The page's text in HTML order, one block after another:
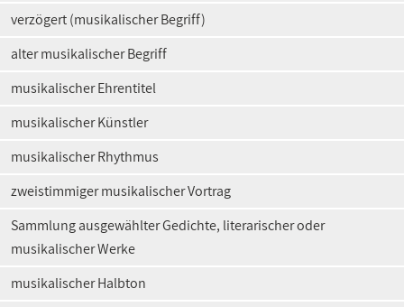
verzögert (musikalischer Begriff)
alter musikalischer Begriff
musikalischer Ehrentitel
musikalischer Künstler
musikalischer Rhythmus
zweistimmiger musikalischer Vortrag
Sammlung ausgewählter Gedichte, literarischer oder
musikalischer Werke
musikalischer Halbton